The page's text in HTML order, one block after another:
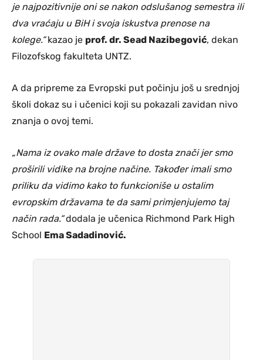
je najpozitivnije oni se nakon odslušanog semestra ili
dva vraćaju u BiH i svoja iskustva prenose na
kolege.“kazao je prof. dr. Sead Nazibegović, dekan
Filozofskog fakulteta UNTZ.
A da pripreme za Evropski put počinju još u srednjoj
školi dokaz su i učenici koji su pokazali zavidan nivo
znanja o ovoj temi.
„Nama iz ovako male države to dosta znači jer smo
proširili vidike na brojne načine. Također imali smo
priliku da vidimo kako to funkcioniše u ostalim
evropskim državama te da sami primjenjujemo taj
način rada.“dodala je učenica Richmond Park High
School Ema Sadadinović.